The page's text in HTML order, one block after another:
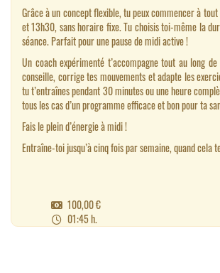
Grâce à un concept flexible, tu peux commencer à
et 13h30, sans horaire fixe. Tu choisis toi-même la
séance. Parfait pour une pause de midi active !
Un coach expérimenté t’accompagne tout au long
conseille, corrige tes mouvements et adapte les
tu t’entraînes pendant 30 minutes ou une heure
tous les cas d’un programme efficace et bon pour ta
Fais le plein d’énergie à midi !
Entraîne-toi jusqu’à cinq fois par semaine, quand cela
100,00 €
01:45 h.